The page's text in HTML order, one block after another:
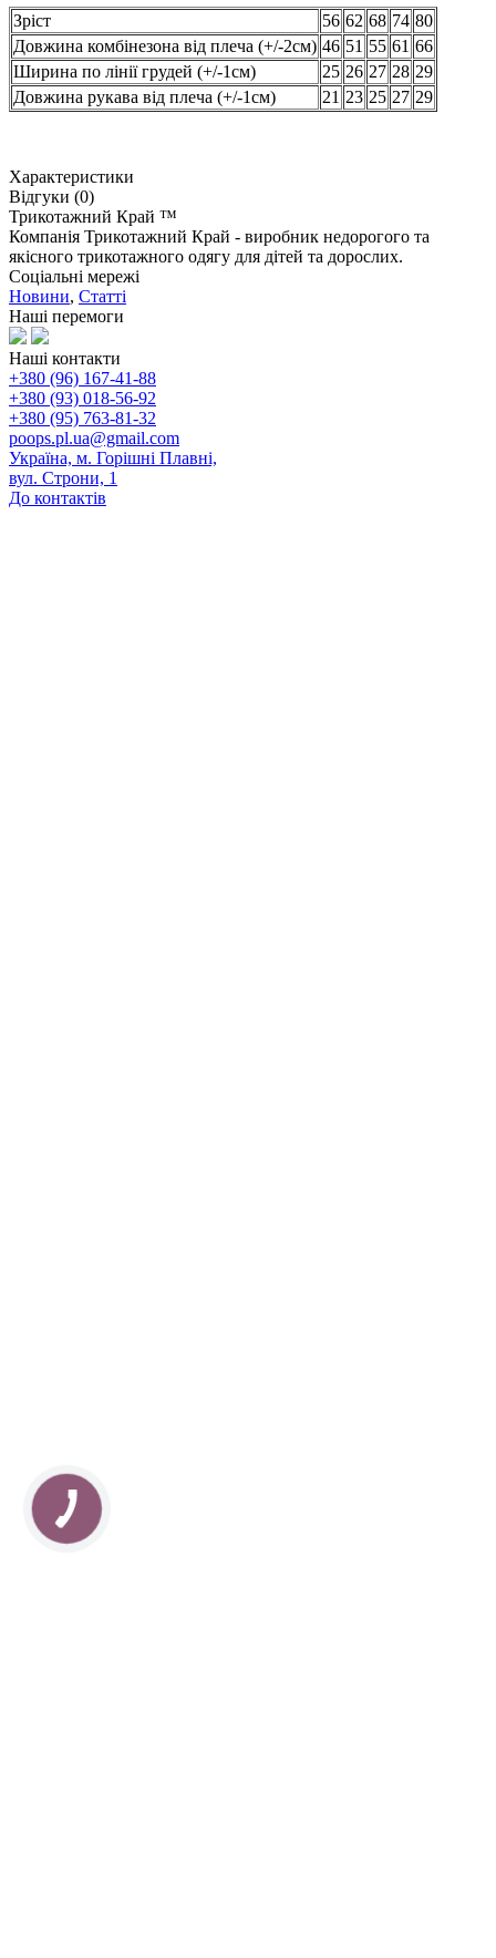
Зріст 56 62 68 74 80
Довжина комбінезона від плеча (+/-2см) 46 51 55 61 66
Ширина по лінії грудей (+/-1см)
25 26 27 28 29
Довжина рукава від плеча (+/-1см)
21 23 25 27 29
Характеристики
Відгуки (0)
Трикотажний Край ™
Компанія Трикотажний Край - виробник недорогого та
якісного трикотажного одягу для дітей та дорослих.
Соціальні мережі
Новини, Статті
Наші перемоги
Наші контакти
+380 (96) 167-41-88
+380 (93) 018-56-92
+380 (95) 763-81-32
poops.pl.ua@gmail.com
Україна, м. Горішні Плавні,
вул. Строни, 1
До контактів